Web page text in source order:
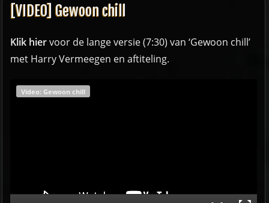
[VIDEO] Gewoon chill
Klik hiervoor de lange versie (7:30) van ‘Gewoon chill’
met Harry Vermeegen en aftiteling.
Video: Gewoon chill